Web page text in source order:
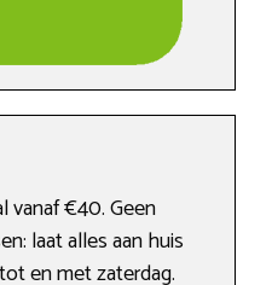
vanaf €40. Geen
laat alles aan huis
en met zaterdag.